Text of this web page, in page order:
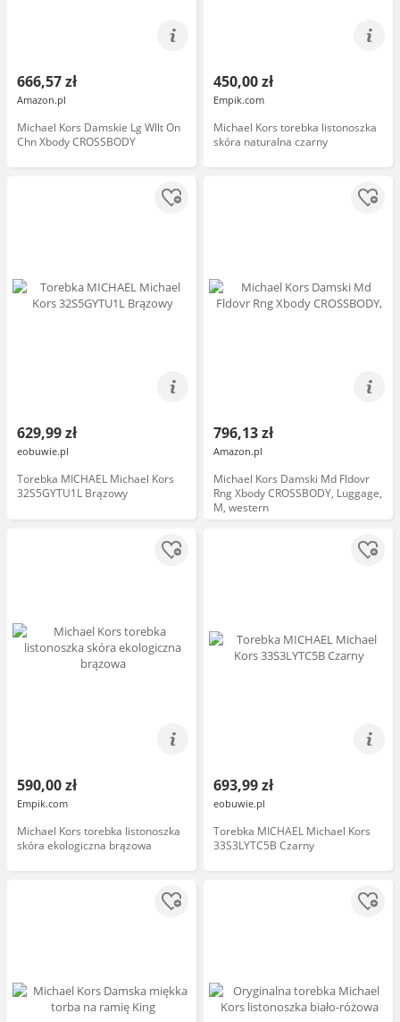
666,57 zł
Amazon.pl
Michael Kors Damskie Lg Wllt On
Chn Xbody CROSSBODY
450,00 zł
Empik.com
Michael Kors torebka listonoszka
skóra naturalna czarny
629,99 zł
eobuwie.pl
Torebka MICHAEL Michael Kors
32S5GYTU1L Brązowy
796,13 zł
Amazon.pl
Michael Kors Damski Md Fldovr
Rng Xbody CROSSBODY, Luggage,
M, western
590,00 zł
Empik.com
Michael Kors torebka listonoszka
skóra ekologiczna brązowa
693,99 zł
eobuwie.pl
Torebka MICHAEL Michael Kors
33S3LYTC5B Czarny